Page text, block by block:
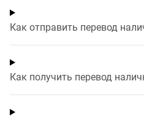
Как отправить перевод
Как получить перевод